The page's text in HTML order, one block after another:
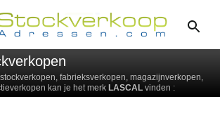
fabrieksverkopen, magazijnverkopen,
kan je het merk LASCAL vinden :